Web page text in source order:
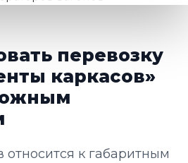
перевозку
каркасов»
к габаритным